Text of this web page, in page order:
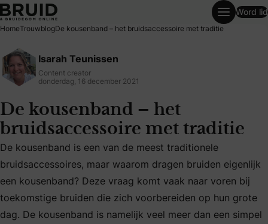
De kousenband – het bruidsaccessoire met traditie
Word lid
HomeTrouwblogDe kousenband – het bruidsaccessoire met traditie
Isarah Teunissen
Content creator
donderdag, 16 december 2021
De kousenband – het
bruidsaccessoire met traditie
De kousenband is een van de meest traditionele
De kousenband is een van de meest traditionele
bruidsaccessoires, maar waarom dragen bruiden eigenlijk
een kousenband? Deze vraag komt vaak naar voren bij
toekomstige bruiden die zich voorbereiden op hun grote
dag. De kousenband is namelijk veel meer dan een simpel